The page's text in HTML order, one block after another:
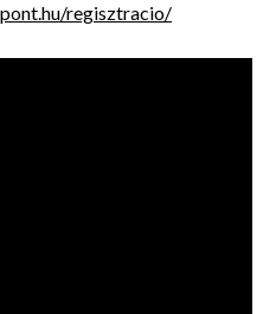
regisztracio/